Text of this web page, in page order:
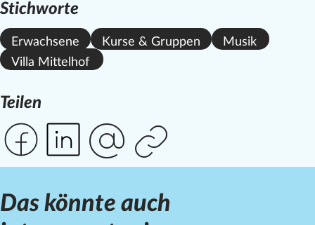
Stichworte
Erwachsene Kurse & Gruppen
Musik
Villa Mittelhof
Teilen
Das könnte auch